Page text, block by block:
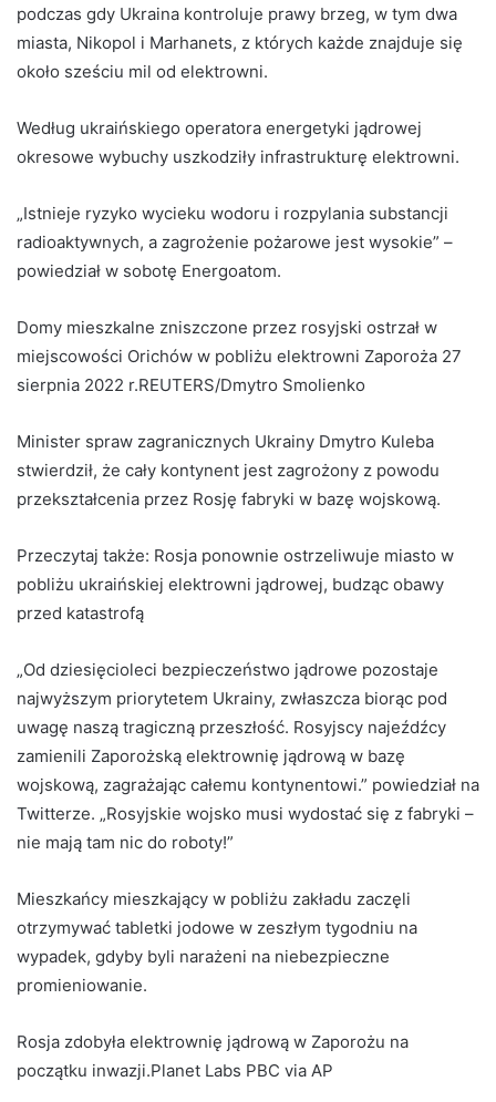
podczas gdy Ukraina kontroluje prawy brzeg, w tym dwa
miasta, Nikopol i Marhanets, z których każde znajduje się
około sześciu mil od elektrowni.
Według ukraińskiego operatora energetyki jądrowej
okresowe wybuchy uszkodziły infrastrukturę elektrowni.
„Istnieje ryzyko wycieku wodoru i rozpylania substancji
radioaktywnych, a zagrożenie pożarowe jest wysokie” –
powiedział w sobotę Energoatom.
Domy mieszkalne zniszczone przez rosyjski ostrzał w
miejscowości Orichów w pobliżu elektrowni Zaporoża 27
sierpnia 2022 r.REUTERS/Dmytro Smolienko
Minister spraw zagranicznych Ukrainy Dmytro Kuleba
stwierdził, że cały kontynent jest zagrożony z powodu
przekształcenia przez Rosję fabryki w bazę wojskową.
Przeczytaj także: Rosja ponownie ostrzeliwuje miasto w
pobliżu ukraińskiej elektrowni jądrowej, budząc obawy
przed katastrofą
„Od dziesięcioleci bezpieczeństwo jądrowe pozostaje
najwyższym priorytetem Ukrainy, zwłaszcza biorąc pod
uwagę naszą tragiczną przeszłość. Rosyjscy najeźdźcy
zamienili Zaporożską elektrownię jądrową w bazę
wojskową, zagrażając całemu kontynentowi.” powiedział na
Twitterze. „Rosyjskie wojsko musi wydostać się z fabryki –
nie mają tam nic do roboty!”
Mieszkańcy mieszkający w pobliżu zakładu zaczęli
otrzymywać tabletki jodowe w zeszłym tygodniu na
wypadek, gdyby byli narażeni na niebezpieczne
promieniowanie.
Rosja zdobyła elektrownię jądrową w Zaporożu na
początku inwazji.Planet Labs PBC via AP